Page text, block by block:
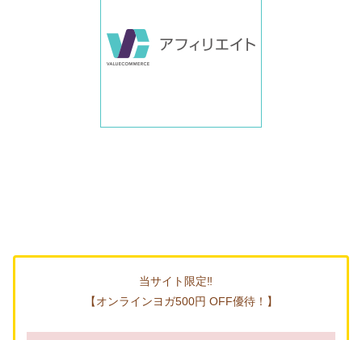
当サイト限定‼
【オンラインヨガ500円 OFF優待！】